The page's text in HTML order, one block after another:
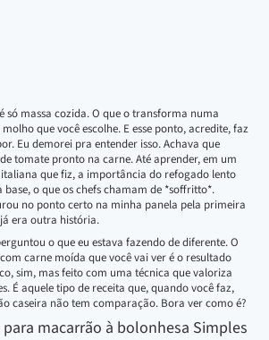
só massa cozida. O que o transforma numa
que você escolhe. E esse ponto, acredite, faz
Eu demorei pra entender isso. Achava que
tomate pronto na carne. Até aprender, em um
que fiz, a importância do refogado lento
base, o que os chefs chamam de *soffritto*.
no ponto certo na minha panela pela primeira
era outra história.
o que eu estava fazendo de diferente. O
carne moída que você vai ver é o resultado
sim, mas feito com uma técnica que valoriza
É aquele tipo de receita que, quando você faz,
caseira não tem comparação. Bora ver como é?
macarrão à bolonhesa Simples